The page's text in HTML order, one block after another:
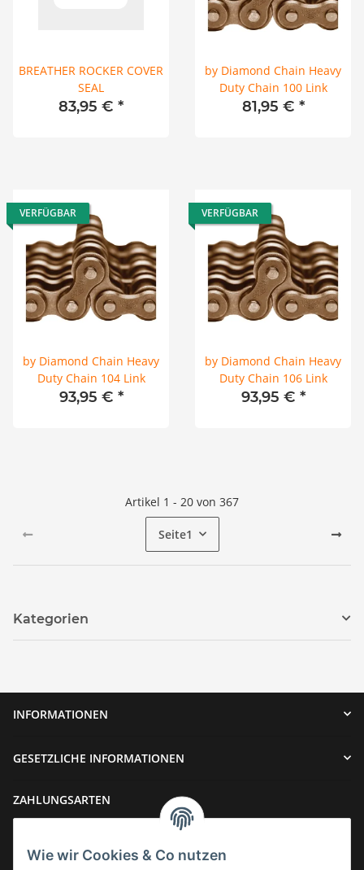
BREATHER ROCKER COVER
SEAL
83,95 € *
by Diamond Chain Heavy
Duty Chain 100 Link
81,95 € *
VERFÜGBAR
by Diamond Chain Heavy
Duty Chain 104 Link
93,95 € *
VERFÜGBAR
by Diamond Chain Heavy
Duty Chain 106 Link
93,95 € *
Artikel 1 - 20 von 367
Seite1
Kategorien
INFORMATIONEN
GESETZLICHE INFORMATIONEN
ZAHLUNGSARTEN
Wie wir Cookies & Co nutzen